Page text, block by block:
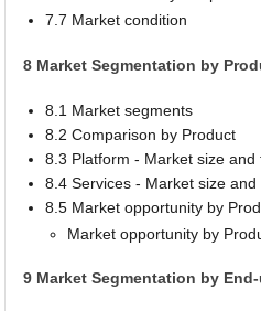
7.7 Market condition
8 Market Segmentation by
8.1 Market segments
8.2 Comparison by Product
8.3 Platform - Market size
8.4 Services - Market size
8.5 Market opportunity by
Market opportunity by
9 Market Segmentation by